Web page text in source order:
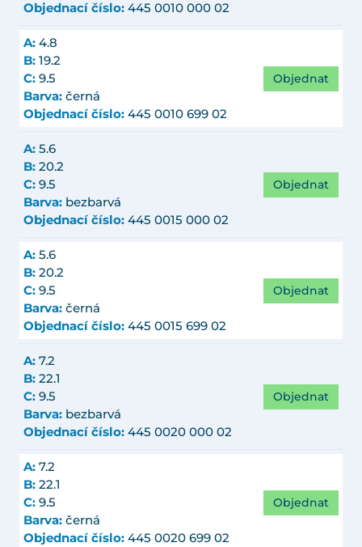
Objednací číslo: 445 0010 000 02
A: 4.8
B: 19.2
C: 9.5
Barva: černá
Objednací číslo: 445 0010 699 02
Objednat
A: 5.6
B: 20.2
C: 9.5
Barva: bezbarvá
Objednací číslo: 445 0015 000 02
Objednat
A: 5.6
B: 20.2
C: 9.5
Barva: černá
Objednací číslo: 445 0015 699 02
Objednat
A: 7.2
B: 22.1
C: 9.5
Barva: bezbarvá
Objednací číslo: 445 0020 000 02
Objednat
A: 7.2
B: 22.1
C: 9.5
Barva: černá
Objednací číslo: 445 0020 699 02
Objednat